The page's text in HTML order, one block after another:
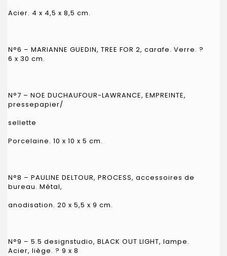
Acier. 4 x 4,5 x 8,5 cm.
N°6 – MARIANNE GUEDIN, TREE FOR 2, carafe. Verre. ?
6 x 30 cm.
N°7 – NOE DUCHAUFOUR-LAWRANCE, EMPREINTE,
pressepapier/
sellette
Porcelaine. 10 x 10 x 5 cm.
N°8 – PAULINE DELTOUR, PROCESS, accessoires de
bureau. Métal,
anodisation. 20 x 5,5 x 9 cm.
N°9 – 5.5 designstudio, BLACK OUT LIGHT, lampe.
Acier, liège. ? 9 x 8